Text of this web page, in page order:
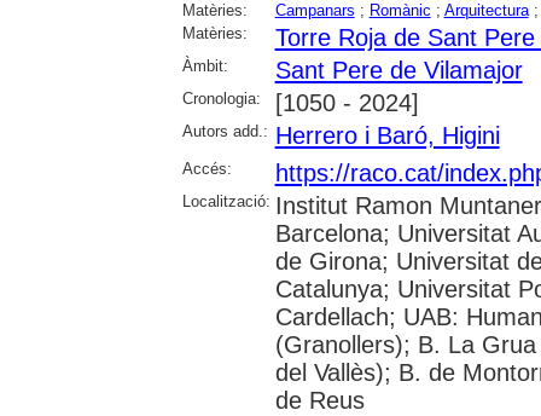
Matèries: Campanars ; Romànic ; Arquitectura
Matèries:
Torre Roja de Sant
Àmbit: Sant Pere de Vilamajor
Cronologia: [1050 - 2024]
Autors add.: Herrero i Baró, Higini
Accés: https://raco.cat/
Localització: Institut Ramon
Barcelona; Universitat
de Girona; Universitat
Catalunya; Universitat
Cardellach; UAB:
(Granollers); B. La
del Vallès); B. de
de Reus